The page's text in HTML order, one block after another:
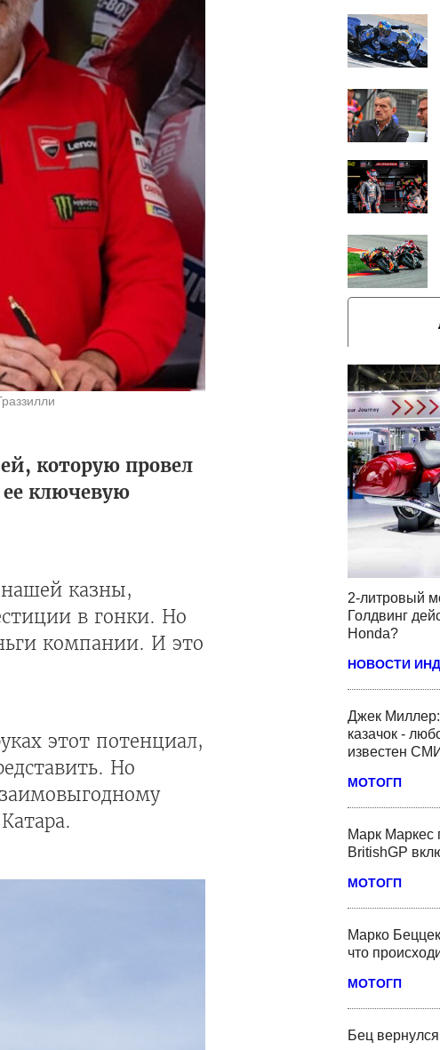
2-литровый
Голдвинг
Honda?
НОВОСТИ
Джек Миллер:
казачок -
известен
МОТОГП
Марк Маркес
BritishGP
МОТОГП
Марко
что
МОТОГП
Бец
которую провел
ключевую
казны,
в гонки. Но
компании. И это
этот потенциал,
Но